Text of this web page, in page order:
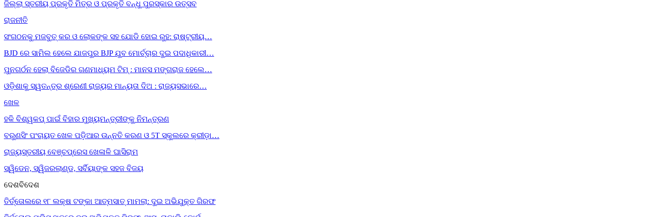
ଜିଲ୍ଲା ସ୍ତରୀୟ ପ୍ରକୃତି ମିତ୍ର ଓ ପ୍ରକୃତି ବନ୍ଧୁ ପୁରସ୍କାର ଉତ୍ସବ
ରାଜନୀତି
ସଂଗଠନକୁ ମଜବୁତ୍ କର ଓ ଲୋକଙ୍କ ସହ ଯୋଡି ହୋଇ ରୁହ: ରାଷ୍ଟ୍ରୀୟ…
BJD ରେ ସାମିଲ ହେଲେ ଯାଜପୁର BJP ଯୁବ ମୋର୍ଚ୍ଚାର ଦୁଇ ପଦାଧିକାରୀ…
ପୁନଗର୍ଠନ ହେଲା ବିଜେଡିର ଗଣମାଧ୍ୟମ ଟିମ୍ : ମାନସ ମଙ୍ଗରାଜ ହେଲେ…
ଓଡ଼ିଶାକୁ ସ୍ୱତନ୍ତ୍ର ଶ୍ରେଣୀ ରାଜ୍ୟର ମାନ୍ୟତା ଦିଅ : ରାଜ୍ୟସଭାରେ…
ଖେଳ
ହକି ବିଶ୍ୱକପ୍ ପାଇଁ ବିହାର ମୁଖ୍ୟମନ୍ତ୍ରୀଙ୍କୁ ନିମନ୍ତ୍ରଣ
ବରୁଣସିଂ ପଂଚାୟତ ଖେଳ ପଡ଼ିଆର ଉନ୍ନତି କରଣ ଓ 5T ସ୍କୁଲରେ କ୍ରୀଡ଼ା…
ରାଜ୍ୟସ୍ତରୀୟ ବେଞ୍ଚପ୍ରେସ ଖେଳାଳି ଘାସିରାମ
ସ୍ୱିଡେନ, ସ୍ୱିଜରଲାଣ୍ଡ, ସର୍ବିୟାଙ୍କ ସହଜ ବିଜୟ
ଦେଶବିଦେଶ
ତିର୍ତ୍ତୋଲରେ ୧୮ ଲକ୍ଷ ଟଙ୍କା ଆତ୍ମସାତ୍ ମାମଲା: ଦୁଇ ଅଭିଯୁକ୍ତ ଗିରଫ